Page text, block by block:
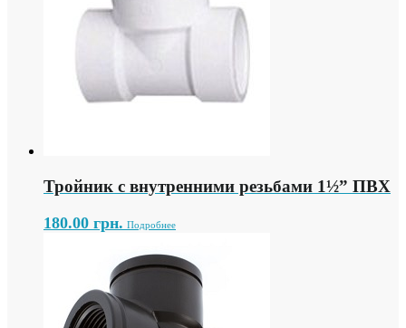
Тройник с внутренними резьбами 1½” ПВХ
180.00 грн. Подробнее